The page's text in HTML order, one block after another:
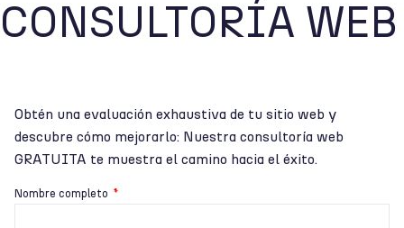
CONSULTORÍA WEB
Obtén una evaluación exhaustiva de tu sitio web y
descubre cómo mejorarlo: Nuestra consultoría web
GRATUITA te muestra el camino hacia el éxito.
Nombre completo